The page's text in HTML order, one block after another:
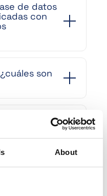
About
de datos
con
son
¿Hay algún